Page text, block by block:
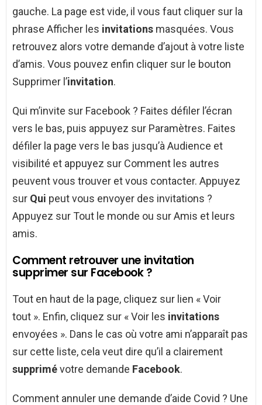
gauche. La page est vide, il vous faut cliquer sur la
phrase Afficher les invitations masquées. Vous
retrouvez alors votre demande d’ajout à votre liste
d’amis. Vous pouvez enfin cliquer sur le bouton
Supprimer l’invitation.
Qui m’invite sur Facebook ? Faites défiler l’écran
vers le bas, puis appuyez sur Paramètres. Faites
défiler la page vers le bas jusqu’à Audience et
visibilité et appuyez sur Comment les autres
peuvent vous trouver et vous contacter. Appuyez
sur Qui peut vous envoyer des invitations ?
Appuyez sur Tout le monde ou sur Amis et leurs
amis.
Comment retrouver une invitation
supprimer sur Facebook ?
Tout en haut de la page, cliquez sur lien « Voir
tout ». Enfin, cliquez sur « Voir les invitations
envoyées ». Dans le cas où votre ami n’apparaît pas
sur cette liste, cela veut dire qu’il a clairement
supprimévotre demande Facebook.
Comment annuler une demande d’aide Covid ? Une